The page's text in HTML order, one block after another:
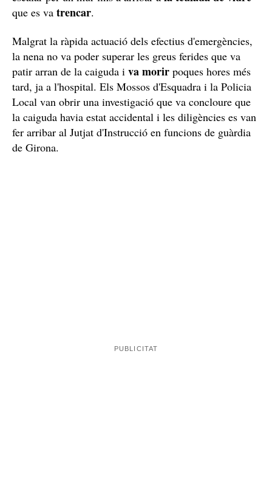
que es va trencar.
Malgrat la ràpida actuació dels efectius d'emergències,
la nena no va poder superar les greus ferides que va
patir arran de la caiguda i va morir poques hores més
tard, ja a l'hospital. Els Mossos d'Esquadra i la Policia
Local van obrir una investigació que va concloure que
la caiguda havia estat accidental i les diligències es van
fer arribar al Jutjat d'Instrucció en funcions de guàrdia
de Girona.